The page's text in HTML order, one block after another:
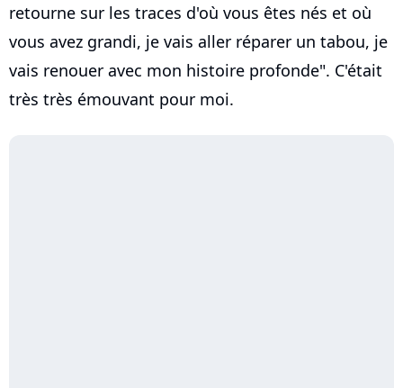
retourne sur les traces d'où vous êtes nés et où
vous avez grandi, je vais aller réparer un tabou, je
vais renouer avec mon histoire profonde". C'était
très très émouvant pour moi.